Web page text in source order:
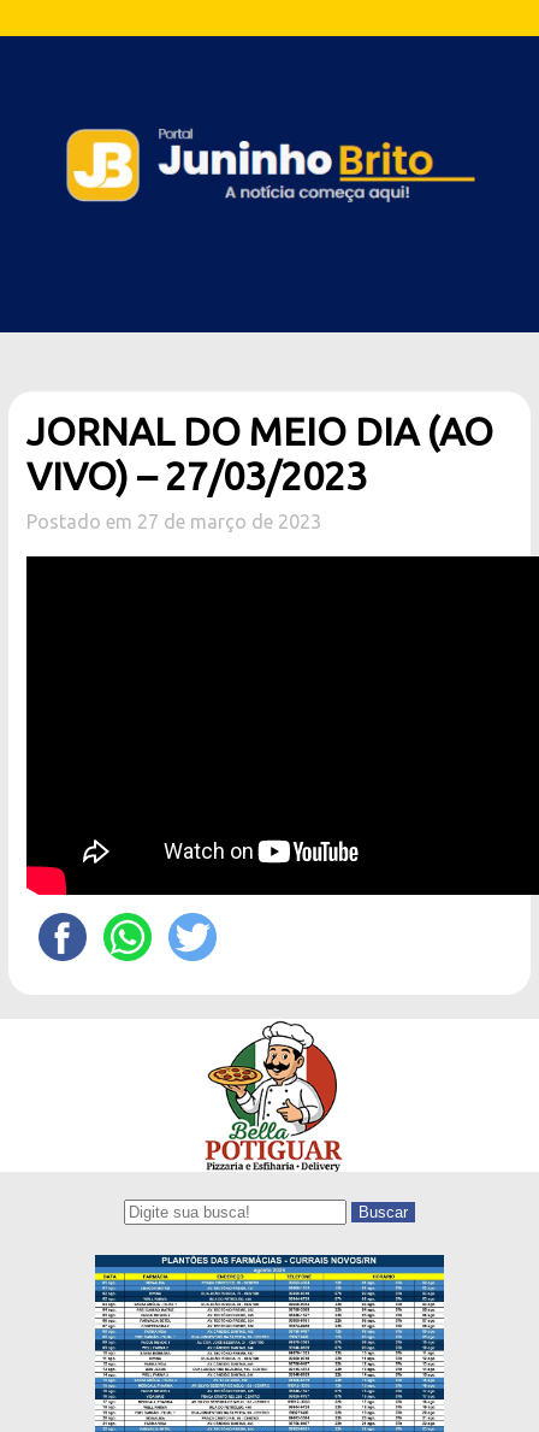
JORNAL DO MEIO DIA (AO
VIVO) – 27/03/2023
Postado em 27 de março de 2023
Buscar